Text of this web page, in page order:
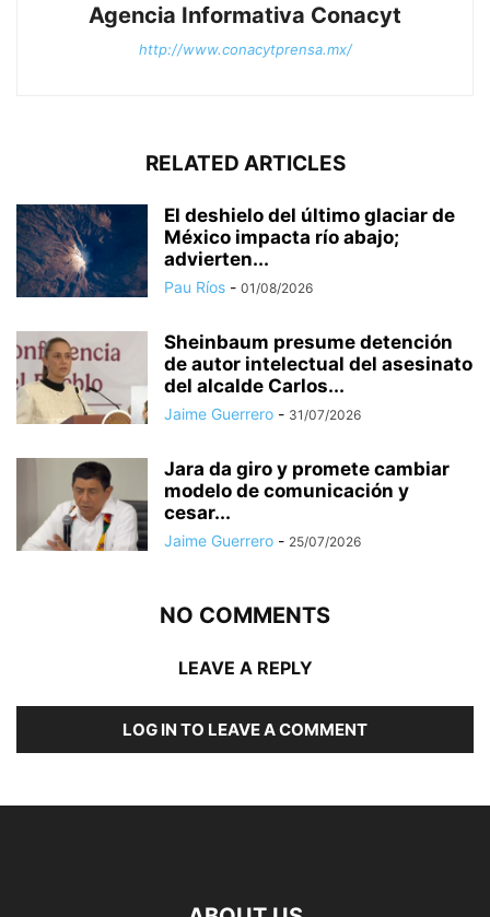
Agencia Informativa Conacyt
http://www.conacytprensa.mx/
RELATED ARTICLES
El deshielo del último glaciar de
México impacta río abajo;
advierten...
Pau Ríos - 01/08/2026
Sheinbaum presume detención
de autor intelectual del asesinato
del alcalde Carlos...
Jaime Guerrero - 31/07/2026
Jara da giro y promete cambiar
modelo de comunicación y
cesar...
Jaime Guerrero - 25/07/2026
NO COMMENTS
LEAVE A REPLY
LOG IN TO LEAVE A COMMENT